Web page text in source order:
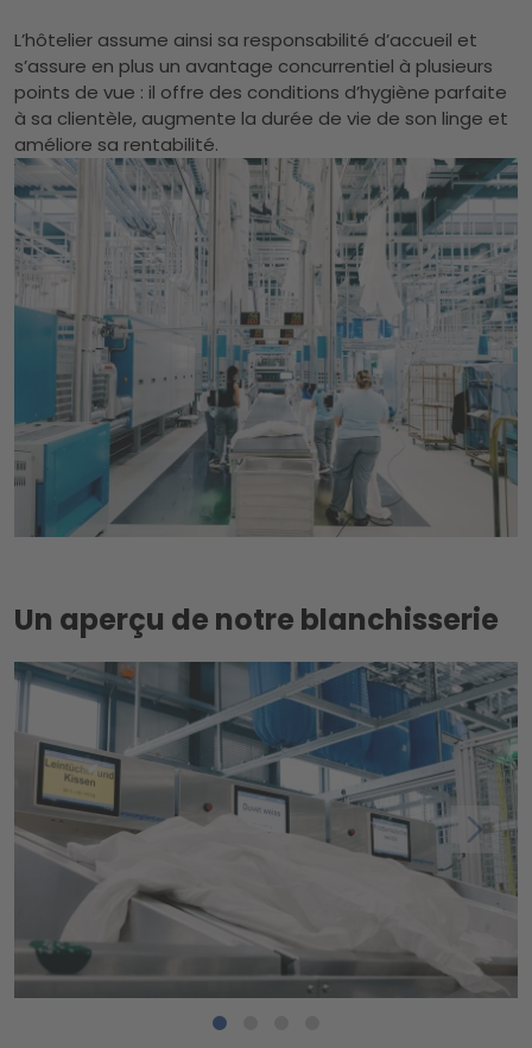
L’hôtelier assume ainsi sa responsabilité d’accueil et
s’assure en plus un avantage concurrentiel à plusieurs
points de vue : il offre des conditions d’hygiène parfaite
à sa clientèle, augmente la durée de vie de son linge et
améliore sa rentabilité.
Un aperçu de notre blanchisserie